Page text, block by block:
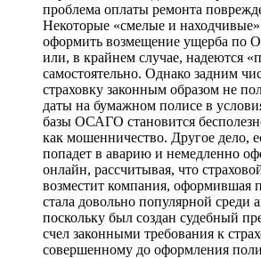
проблема оплаты ремонта
Некоторые «смелые и
оформить возмещение ущерба
или, в крайнем случае, надеются
самостоятельно. Однако задним
страховку законным образом не
даты на бумажном полисе в
базы ОСАГО становится
как мошенничество. Другое дело,
попадет в аварию и немедленно
онлайн, рассчитывая, что
возместит компания, оформившая
стала довольно популярной среди
поскольку был создан судебный
счел законными требования к
совершенному до оформления